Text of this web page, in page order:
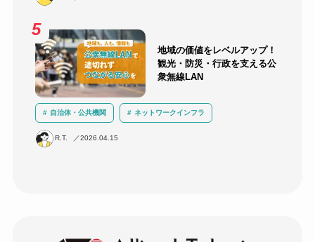
地域の価値をレベルアップ！
観光・防災・行政を支える公
衆無線LAN
自治体・公共機関 ネットワークインフラ
セキュリティ
R.T. 2026.04.15